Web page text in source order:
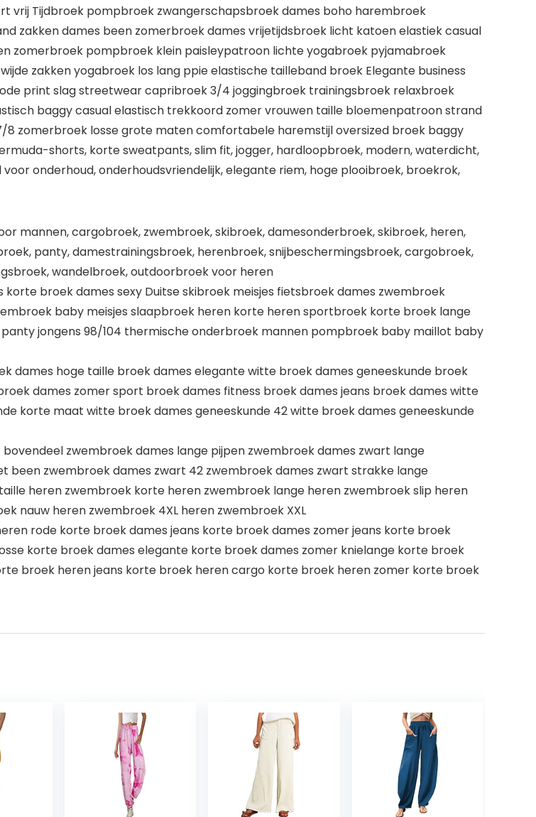
vrij Tijdbroek pompbroek zwangerschapsbroek dames boho harembroek
zakken dames been zomerbroek dames vrijetijdsbroek licht katoen elastiek casual
zomerbroek pompbroek klein paisleypatroon lichte yogabroek pyjamabroek
zakken yogabroek los lang ppie elastische tailleband broek Elegante business
print slag streetwear capribroek 3/4 joggingbroek trainingsbroek relaxbroek
baggy casual elastisch trekkoord zomer vrouwen taille bloemenpatroon strand
zomerbroek losse grote maten comfortabele haremstijl oversized broek ​baggy
shorts, korte sweatpants, slim fit, jogger, hardloopbroek, modern, waterdicht,
onderhoud, onderhoudsvriendelijk, elegante riem, hoge plooibroek, broekrok,
mannen, cargobroek, zwembroek, skibroek, damesonderbroek, skibroek, heren,
panty, damestrainingsbroek, herenbroek, snijbeschermingsbroek, cargobroek,
wandelbroek, outdoorbroek voor heren
broek dames sexy Duitse skibroek meisjes fietsbroek dames zwembroek
baby meisjes slaapbroek heren korte heren sportbroek korte broek lange
jongens 98/104 thermische onderbroek mannen pompbroek baby maillot baby
dames hoge taille broek dames elegante witte broek dames geneeskunde broek
dames zomer sport broek dames fitness broek dames jeans broek dames witte
korte maat witte broek dames geneeskunde 42 witte broek dames geneeskunde
zwembroek dames lange pijpen zwembroek dames zwart lange
zwembroek dames zwart 42 zwembroek dames zwart strakke lange
heren zwembroek korte heren zwembroek lange heren zwembroek slip heren
nauw heren zwembroek 4XL heren zwembroek XXL
rode korte broek dames jeans korte broek dames zomer jeans korte broek
korte broek dames elegante korte broek dames zomer knielange korte broek
broek heren jeans korte broek heren cargo korte broek heren zomer korte broek